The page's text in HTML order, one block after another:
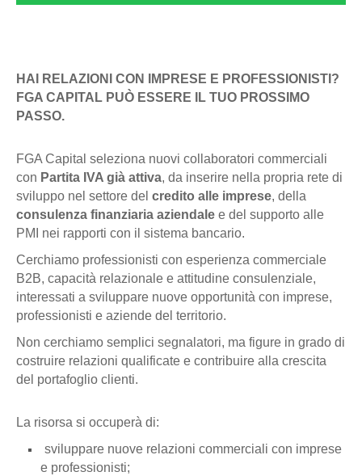
HAI RELAZIONI CON IMPRESE E PROFESSIONISTI?
FGA CAPITAL PUÒ ESSERE IL TUO PROSSIMO
PASSO.
FGA Capital seleziona nuovi collaboratori commerciali
con Partita IVA già attiva, da inserire nella propria rete di
sviluppo nel settore del credito alle imprese, della
consulenza finanziaria aziendale e del supporto alle
PMI nei rapporti con il sistema bancario.
Cerchiamo professionisti con esperienza commerciale
B2B, capacità relazionale e attitudine consulenziale,
interessati a sviluppare nuove opportunità con imprese,
professionisti e aziende del territorio.
Non cerchiamo semplici segnalatori, ma figure in grado di
costruire relazioni qualificate e contribuire alla crescita
del portafoglio clienti.
La risorsa si occuperà di:
sviluppare nuove relazioni commerciali con imprese
e professionisti;